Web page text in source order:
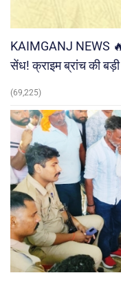
KAIMGANJ NEWS 🔥
सेंध! क्राइम ब्रांच की बड़ी
(69,225)